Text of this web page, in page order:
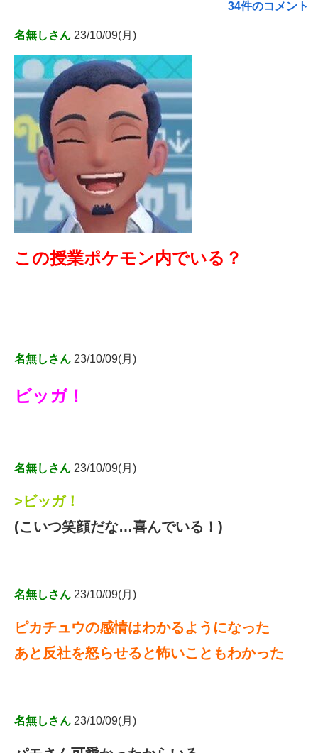
34件のコメント
名無しさん 23/10/09(月)
この授業ポケモン内でいる？
名無しさん 23/10/09(月)
ビッガ！
名無しさん 23/10/09(月)
>ビッガ！
(こいつ笑顔だな…喜んでいる！)
名無しさん 23/10/09(月)
ピカチュウの感情はわかるようになった
あと反社を怒らせると怖いこともわかった
名無しさん 23/10/09(月)